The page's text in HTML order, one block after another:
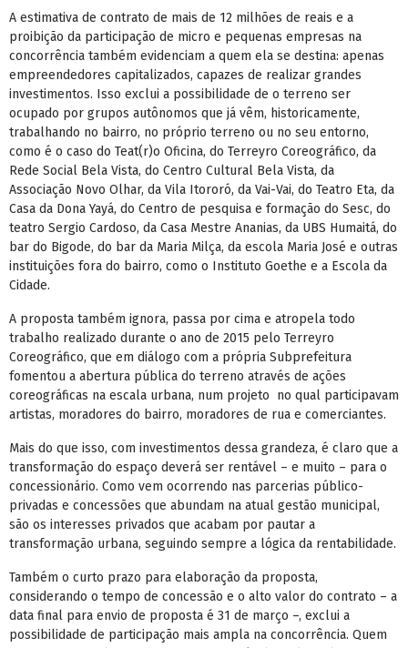
A estimativa de contrato de mais de 12 milhões de reais e a
proibição da participação de micro e pequenas empresas na
concorrência também evidenciam a quem ela se destina: apenas
empreendedores capitalizados, capazes de realizar grandes
investimentos. Isso exclui a possibilidade de o terreno ser
ocupado por grupos autônomos que já vêm, historicamente,
trabalhando no bairro, no próprio terreno ou no seu entorno,
como é o caso do Teat(r)o Oficina, do Terreyro Coreográfico, da
Rede Social Bela Vista, do Centro Cultural Bela Vista, da
Associação Novo Olhar, da Vila Itororó, da Vai-Vai, do Teatro Eta, da
Casa da Dona Yayá, do Centro de pesquisa e formação do Sesc, do
teatro Sergio Cardoso, da Casa Mestre Ananias, da UBS Humaitá, do
bar do Bigode, do bar da Maria Milça, da escola Maria José e outras
instituições fora do bairro, como o Instituto Goethe e a Escola da
Cidade.
A proposta também ignora, passa por cima e atropela todo
trabalho realizado durante o ano de 2015 pelo Terreyro
Coreográfico, que em diálogo com a própria Subprefeitura
fomentou a abertura pública do terreno através de ações
coreográficas na escala urbana, num projeto no qual participavam
artistas, moradores do bairro, moradores de rua e comerciantes.
Mais do que isso, com investimentos dessa grandeza, é claro que a
transformação do espaço deverá ser rentável – e muito – para o
concessionário. Como vem ocorrendo nas parcerias público-
privadas e concessões que abundam na atual gestão municipal,
são os interesses privados que acabam por pautar a
transformação urbana, seguindo sempre a lógica da rentabilidade.
Também o curto prazo para elaboração da proposta,
considerando o tempo de concessão e o alto valor do contrato – a
data final para envio de proposta é 31 de março –, exclui a
possibilidade de participação mais ampla na concorrência. Quem